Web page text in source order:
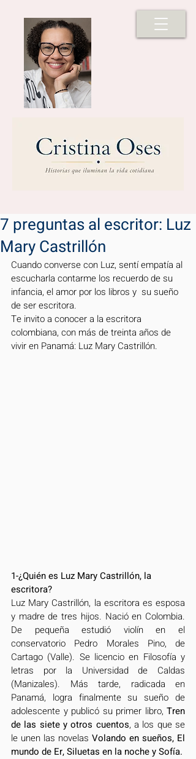
7 preguntas al escritor: Luz
Mary Castrillón
Cuando converse con Luz, sentí empatía al
escucharla contarme los recuerdo de su
infancia, el amor por los libros y  su sueño
de ser escritora.
Te invito a conocer a la escritora
colombiana, con más de treinta años de
vivir en Panamá: Luz Mary Castrillón.
1-¿Quién es Luz Mary Castrillón, la
escritora?
Luz Mary Castrillón, la escritora es esposa
y madre de tres hijos. Nació en Colombia.
De pequeña estudió violín en el
conservatorio Pedro Morales Pino, de
Cartago (Valle). Se licencio en Filosofía y
letras por la Universidad de Caldas
(Manizales). Más tarde, radicada en
Panamá, logra finalmente su sueño de
adolescente y publicó su primer libro, Tren
de las siete y otros cuentos, a los que se
le unen las novelas Volando en sueños, El
mundo de Er, Siluetas en la noche y Sofía.